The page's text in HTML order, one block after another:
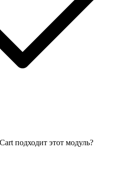
подходит этот модуль?